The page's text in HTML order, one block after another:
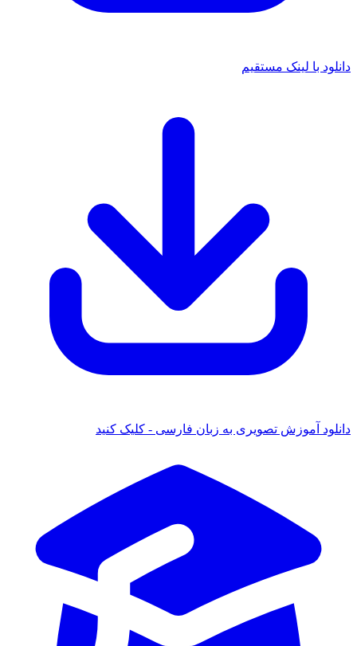
با لینک مستقیم
آموزش تصویری به زبان فارسی - کلیک کنید